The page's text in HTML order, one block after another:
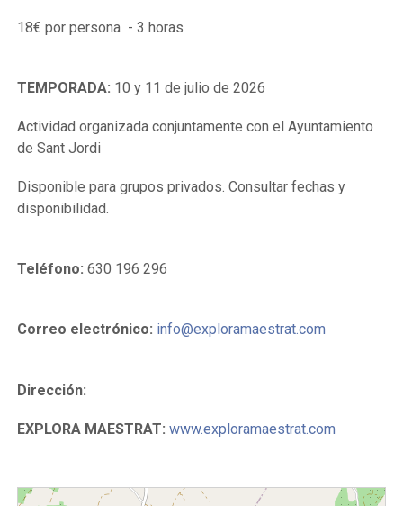
18€ por persona - 3 horas
TEMPORADA: 10 y 11 de julio de 2026
Actividad organizada conjuntamente con el Ayuntamiento
de Sant Jordi
Disponible para grupos privados. Consultar fechas y
disponibilidad.
Teléfono:630 196 296
Correo electrónico: info@exploramaestrat.com
Dirección:
EXPLORA MAESTRAT: www.exploramaestrat.com